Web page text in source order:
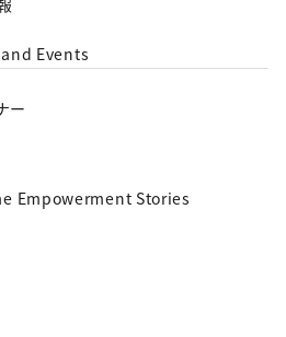
Events
ー
Empowerment Stories